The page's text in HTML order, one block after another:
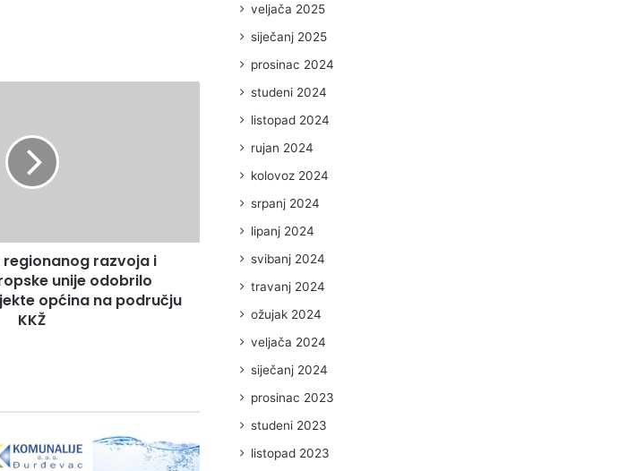
razvoja i
unije odobrilo
općina na području
KKŽ
veljača 2025
siječanj 2025
prosinac 2024
studeni 2024
listopad 2024
rujan 2024
kolovoz 2024
srpanj 2024
lipanj 2024
svibanj 2024
travanj 2024
ožujak 2024
veljača 2024
siječanj 2024
prosinac 2023
studeni 2023
listopad 2023